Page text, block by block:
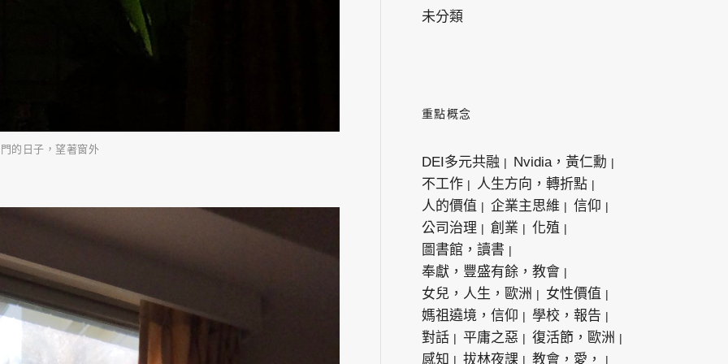
的日子，望著窗外
未分類
重點概念
DEI多元共融
Nvidia，黃仁勳
不工作
人生方向，轉折點
人的價值
企業主思維
信仰
公司治理
創業
化殖
圖書館，讀書
奉獻，豐盛有餘，教會
女兒，人生，歐洲
女性價值
媽祖遶境，信仰
學校，報告
對話
平庸之惡
復活節，歐洲
感知
拔林夜課 教會，愛，